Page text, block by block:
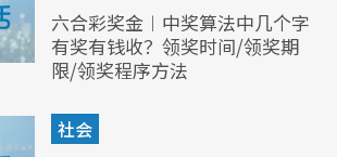
六合彩奖金︱中奖算法中几个字
有奖有钱收？领奖时间/领奖期
限/领奖程序方法
社会